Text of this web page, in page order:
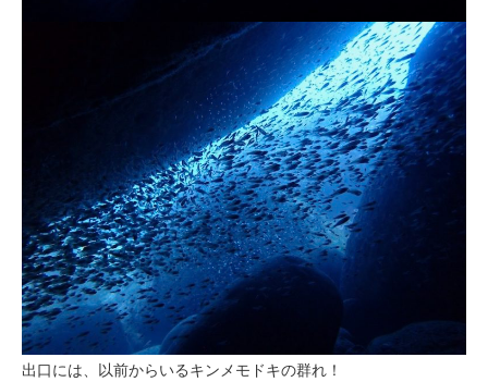
出口には、以前からいるキンメモドキの群れ！